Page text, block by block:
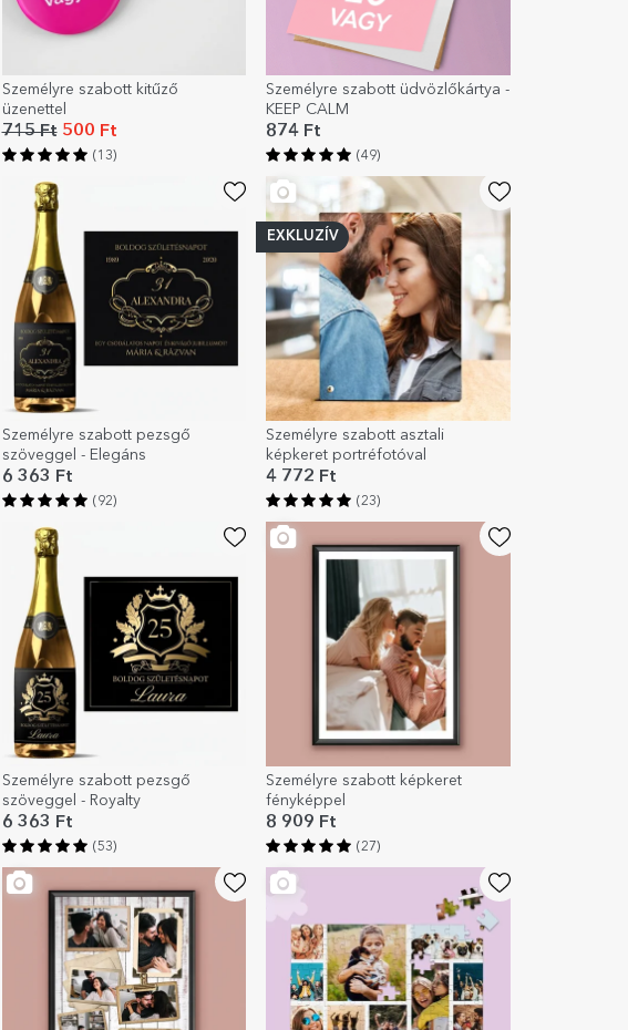
Személyre szabott kitűző
üzenettel
715 Ft500 Ft
(13)
Személyre szabott üdvözlőkártya -
KEEP CALM
874 Ft
(49)
Személyre szabott pezsgő
szöveggel - Elegáns
6 363 Ft
(92)
EXKLUZÍV
Személyre szabott asztali
képkeret portréfotóval
4 772 Ft
(23)
Személyre szabott pezsgő
szöveggel - Royalty
6 363 Ft
(53)
Személyre szabott képkeret
fényképpel
8 909 Ft
(27)